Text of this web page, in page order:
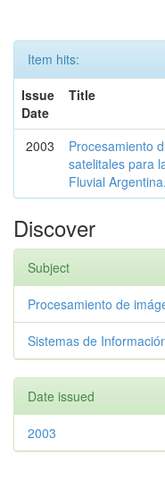
Item hits:
Issue
Date
Title
2003
Procesamiento
satelitales para
Fluvial Argentina.
Discover
Subject
Procesamiento de
Sistemas de
Date issued
2003